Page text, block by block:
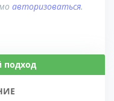
авторизоваться.
подход